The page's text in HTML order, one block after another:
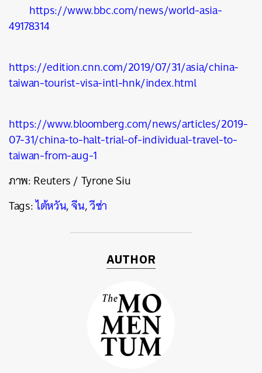
https://www.bbc.com/news/world-asia-
49178314
https://edition.cnn.com/2019/07/31/asia/china-
taiwan-tourist-visa-intl-hnk/index.html
https://www.bloomberg.com/news/articles/2019-
07-31/china-to-halt-trial-of-individual-travel-to-
taiwan-from-aug-1
ภาพ: Reuters / Tyrone Siu
Tags:ไต้หวัน,จีน,วีซ่า
AUTHOR